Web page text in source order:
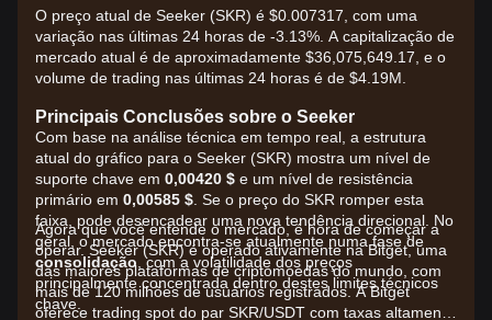
O preço atual de Seeker (SKR) é $0.007317, com uma
variação nas últimas 24 horas de -3.13%. A capitalização de
mercado atual é de aproximadamente $36,075,649.17, e o
volume de trading nas últimas 24 horas é de $4.19M.
Principais Conclusões sobre o Seeker
Com base na análise técnica em tempo real, a estrutura
atual do gráfico para o Seeker (SKR) mostra um nível de
suporte chave em 0,00420 $ e um nível de resistência
primário em 0,00585 $ . Se o preço do SKR romper esta
faixa, pode desencadear uma nova tendência direcional. No
geral, o mercado encontra-se atualmente numa fase de
consolidação , com a volatilidade dos preços
principalmente concentrada dentro destes limites técnicos
chave.
Agora que você entende o mercado, é hora de começar a
operar. Seeker (SKR) é operado ativamente na Bitget, uma
das maiores plataformas de criptomoedas do mundo, com
mais de 120 milhões de usuários registrados. A Bitget
oferece trading spot do par SKR/USDT com taxas altamente